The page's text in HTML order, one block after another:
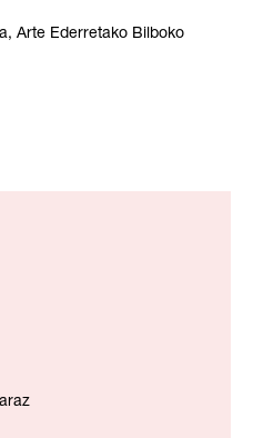
Arte Ederretako Bilboko